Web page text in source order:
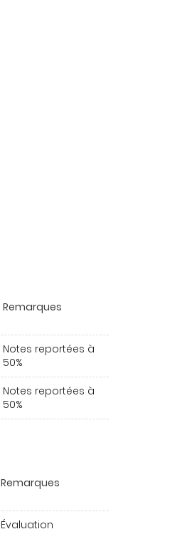
Remarques
Notes reportées à
50%
Notes reportées à
50%
Remarques
Évaluation